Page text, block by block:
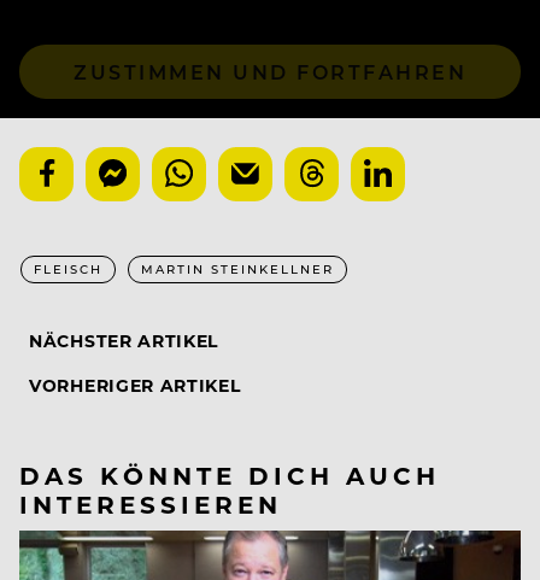
ZUSTIMMEN UND FORTFAHREN
FLEISCH MARTIN STEINKELLNER
NÄCHSTER ARTIKEL
VORHERIGER ARTIKEL
DAS KÖNNTE DICH AUCH
INTERESSIEREN